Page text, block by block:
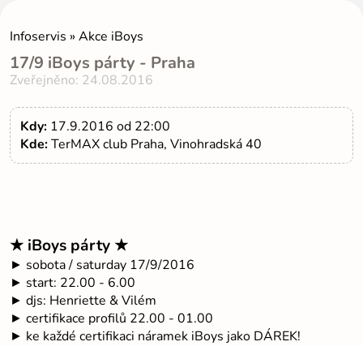
Infoservis » Akce iBoys
17/9 iBoys párty - Praha
Zveřejněno: 24.08.2016
Kdy: 17.9.2016 od 22:00
Kde:TerMAX club Praha, Vinohradská 40
★ iBoys párty ★
► sobota / saturday 17/9/2016
► start: 22.00 - 6.00
► djs: Henriette & Vilém
► certifikace profilů 22.00 - 01.00
► ke každé certifikaci náramek iBoys jako DÁREK!